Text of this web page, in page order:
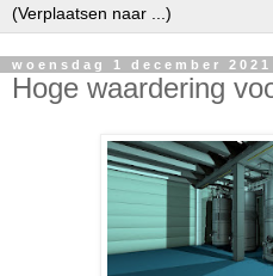
woensdag 1 december 2021
Hoge waardering